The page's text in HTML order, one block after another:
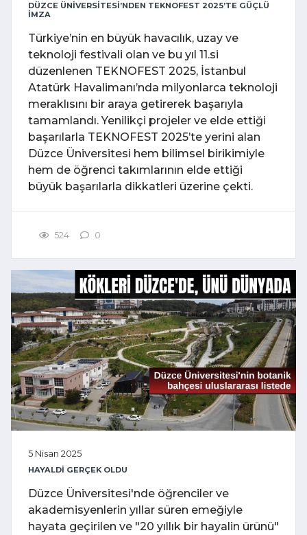
DÜZCE ÜNİVERSİTESİ’NDEN TEKNOFEST 2025’TE GÜÇLÜ
İMZA
Türkiye’nin en büyük havacılık, uzay ve
teknoloji festivali olan ve bu yıl 11.si
düzenlenen TEKNOFEST 2025, İstanbul
Atatürk Havalimanı’nda milyonlarca teknoloji
meraklısını bir araya getirerek başarıyla
tamamlandı. Yenilikçi projeler ve elde ettiği
başarılarla TEKNOFEST 2025’te yerini alan
Düzce Üniversitesi hem bilimsel birikimiyle
hem de öğrenci takımlarının elde ettiği
büyük başarılarla dikkatleri üzerine çekti.
524 0
5 Nisan 2025
HAYALDİ GERÇEK OLDU
Düzce Üniversitesi'nde öğrenciler ve
akademisyenlerin yıllar süren emeğiyle
hayata geçirilen ve "20 yıllık bir hayalin ürünü"